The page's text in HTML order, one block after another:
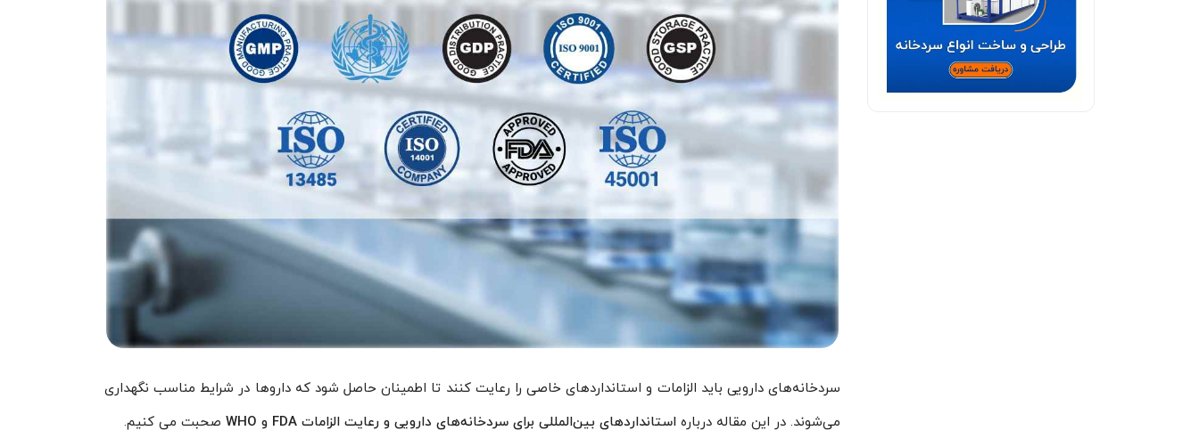
سردخانه‌های دارویی باید الزامات و استانداردهای خاصی را رعایت کنند تا اطمینان حاصل شود که داروها در شرایط مناسب نگهداری
می‌شوند. در این مقاله درباره استانداردهای بین‌المللی برای سردخانه‌های دارویی و رعایت الزامات FDA و WHO صحبت می کنیم.